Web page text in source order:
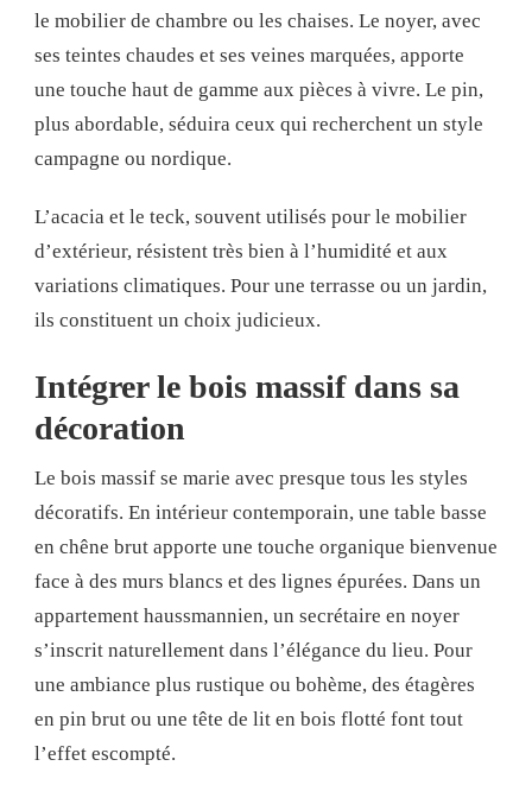
le mobilier de chambre ou les chaises. Le noyer, avec
ses teintes chaudes et ses veines marquées, apporte
une touche haut de gamme aux pièces à vivre. Le pin,
plus abordable, séduira ceux qui recherchent un style
campagne ou nordique.
L’acacia et le teck, souvent utilisés pour le mobilier
d’extérieur, résistent très bien à l’humidité et aux
variations climatiques. Pour une terrasse ou un jardin,
ils constituent un choix judicieux.
Intégrer le bois massif dans sa
décoration
Le bois massif se marie avec presque tous les styles
décoratifs. En intérieur contemporain, une table basse
en chêne brut apporte une touche organique bienvenue
face à des murs blancs et des lignes épurées. Dans un
appartement haussmannien, un secrétaire en noyer
s’inscrit naturellement dans l’élégance du lieu. Pour
une ambiance plus rustique ou bohème, des étagères
en pin brut ou une tête de lit en bois flotté font tout
l’effet escompté.